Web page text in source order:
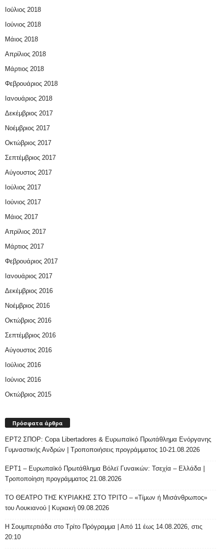
Ιούλιος 2018
Ιούνιος 2018
Μάιος 2018
Απρίλιος 2018
Μάρτιος 2018
Φεβρουάριος 2018
Ιανουάριος 2018
Δεκέμβριος 2017
Νοέμβριος 2017
Οκτώβριος 2017
Σεπτέμβριος 2017
Αύγουστος 2017
Ιούλιος 2017
Ιούνιος 2017
Μάιος 2017
Απρίλιος 2017
Μάρτιος 2017
Φεβρουάριος 2017
Ιανουάριος 2017
Δεκέμβριος 2016
Νοέμβριος 2016
Οκτώβριος 2016
Σεπτέμβριος 2016
Αύγουστος 2016
Ιούλιος 2016
Ιούνιος 2016
Οκτώβριος 2015
Πρόσφατα άρθρα
ΕΡΤ2 ΣΠΟΡ: Copa Libertadores & Ευρωπαϊκό Πρωτάθλημα Ενόργανης
Γυμναστικής Ανδρών | Τροποποιήσεις προγράμματος 10-21.08.2026
ΕΡΤ1 – Ευρωπαϊκό Πρωτάθλημα Βόλεϊ Γυναικών: Τσεχία – Ελλάδα |
Τροποποίηση προγράμματος 21.08.2026
ΤΟ ΘΕΑΤΡΟ ΤΗΣ ΚΥΡΙΑΚΗΣ ΣΤΟ ΤΡΙΤΟ – «Τίμων ή Μισάνθρωπος»
του Λουκιανού | Κυριακή 09.08.2026
H Σουμπερτιάδα στο Τρίτο Πρόγραμμα | Από 11 έως 14.08.2026, στις
20:10